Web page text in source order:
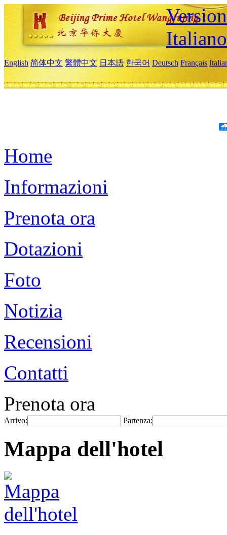
Italiano
English 简体中文 繁體中文 日本語 한국어 Deutsch Français
Home
Informazioni
Prenota ora
Dotazioni
Foto
Notizia
Recensioni
Contatti
Prenota ora
Arrivo: Partenza:
Mappa dell'hotel